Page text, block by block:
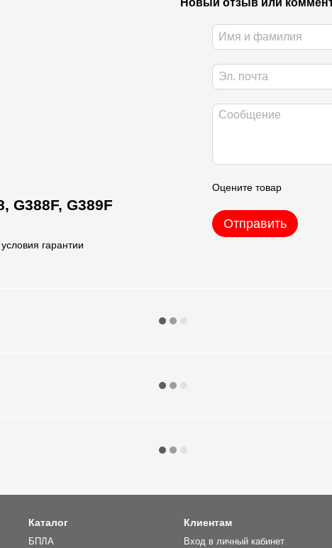
G388F, G389F
гарантии
Новый отзыв или
Оцените товар
Отправить
Каталог
БПЛА
Клиентам
Вход в личный кабинет